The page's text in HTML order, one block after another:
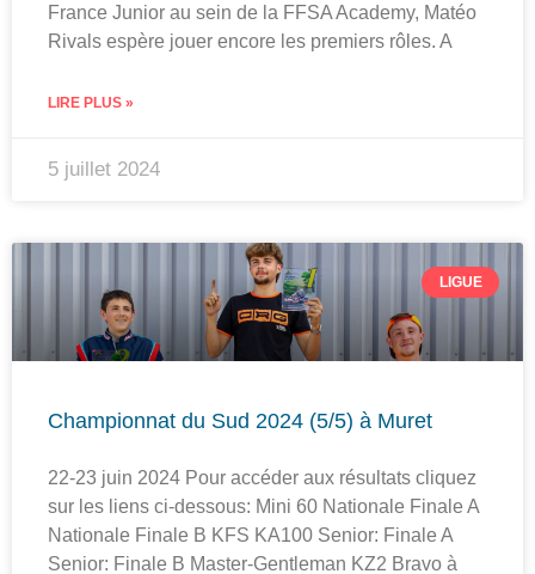
France Junior au sein de la FFSA Academy, Matéo
Rivals espère jouer encore les premiers rôles. A
LIRE PLUS »
5 juillet 2024
LIGUE
Championnat du Sud 2024 (5/5) à Muret
22-23 juin 2024 Pour accéder aux résultats cliquez
sur les liens ci-dessous: Mini 60 Nationale Finale A
Nationale Finale B KFS KA100 Senior: Finale A
Senior: Finale B Master-Gentleman KZ2 Bravo à